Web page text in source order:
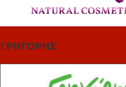
ΓΡΗΓΟΡΗΣ